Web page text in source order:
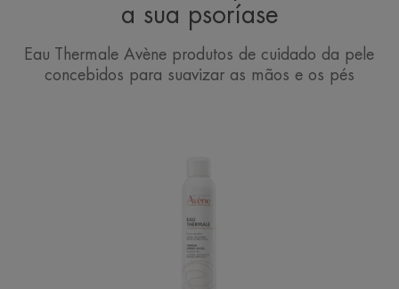
a sua psoríase
Eau Thermale Avène produtos de cuidado da pele
concebidos para suavizar as mãos e os pés
de
termal